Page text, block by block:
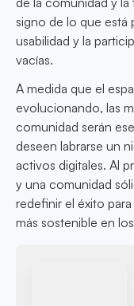
signo de lo que está
usabilidad y la
vacías.
A medida que el
evolucionando, las
comunidad serán
deseen labrarse un
activos digitales. Al
y una comunidad
redefinir el éxito
más sostenible en